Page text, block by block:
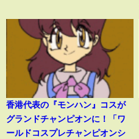
香港代表の『モンハン』コスが
グランドチャンピオンに！「ワ
ールドコスプレチャンピオンシ